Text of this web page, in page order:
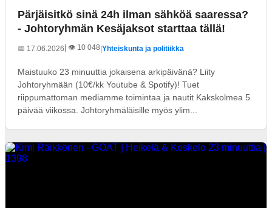
Pärjäisitkö sinä 24h ilman sähköä saaressa?
- Johtoryhmän Kesäjaksot starttaa tällä!
📅 17.06.2026 | 👁️ 10 048|Yhteiskunta ja politiikka
Maistuuko 23 minuuttia jokaisena arkipäivänä? Liity
Johtoryhmään (10€/kk Youtube & Spotify)! Tuet
riippumattoman mediamme toimintaa ja nautit Kakskolmea 5
päivää viikossa. Johtoryhmäläisille myös ylim...